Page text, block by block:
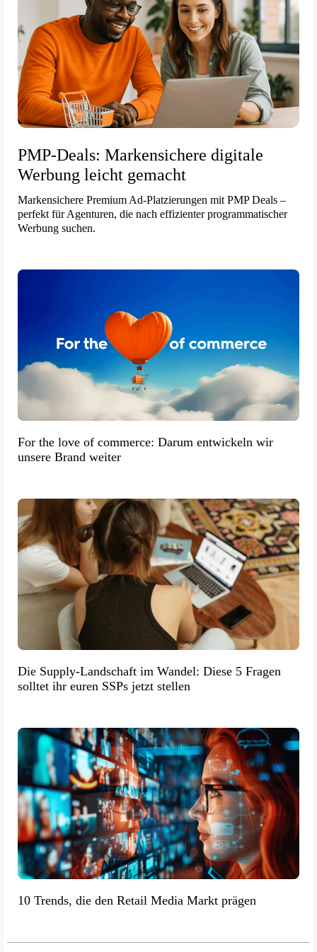
PMP-Deals: Markensichere digitale
Werbung leicht gemacht
Markensichere Premium Ad-Platzierungen mit PMP Deals –
perfekt für Agenturen, die nach effizienter programmatischer
Werbung suchen.
For the love of commerce: Darum entwickeln wir
unsere Brand weiter
Die Supply-Landschaft im Wandel: Diese 5 Fragen
solltet ihr euren SSPs jetzt stellen
10 Trends, die den Retail Media Markt prägen